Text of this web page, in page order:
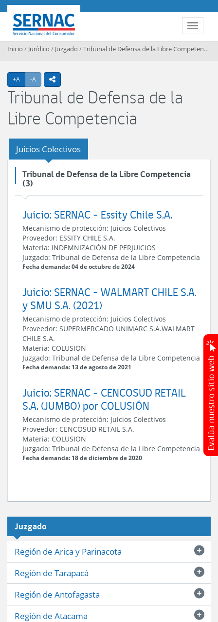
Contenido principal
Toggle
SERNAC
Inicio / Jurídico / Juzgado /Tribunal de Defensa de la Libre Competencia
+A Agrandar texto
-A Achicar textoicono compartir
Tribunal de Defensa de la
Libre Competencia
Juicios Colectivos
Tribunal de Defensa de la Libre Competencia
(3)
Juicio: SERNAC - Essity Chile S.A.
Mecanismo de protección: Juicios Colectivos
Proveedor: ESSITY CHILE S.A.
Materia: INDEMNIZACIÓN DE PERJUICIOS
Juzgado: Tribunal de Defensa de la Libre Competencia
Fecha demanda: 04 de octubre de 2024
Juicio: SERNAC - WALMART CHILE S.A.
y SMU S.A. (2021)
Mecanismo de protección: Juicios Colectivos
Proveedor: SUPERMERCADO UNIMARC S.A.WALMART
CHILE S.A.
Materia: COLUSION
Juzgado: Tribunal de Defensa de la Libre Competencia
Fecha demanda: 13 de agosto de 2021
Juicio: SERNAC - CENCOSUD RETAIL
S.A. (JUMBO) por COLUSIÓN
Mecanismo de protección: Juicios Colectivos
Proveedor: CENCOSUD RETAIL S.A.
Materia: COLUSION
Juzgado: Tribunal de Defensa de la Libre Competencia
Fecha demanda: 18 de diciembre de 2020
Juzgado
Región de Arica y Parinacota
Región de Tarapacá
Región de Antofagasta
Región de Atacama